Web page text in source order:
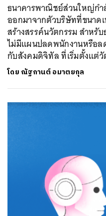
ธนาคารพาณิชย์ส่วนใหญ่กำ
ออกมาจากตัวบริษัทที่ขนาด
สร้างสรรค์นวัตกรรม สำหรั
ไม่มีแผนปลดพนักงานหรือล
กับสังคมดิจิทัล ที่เริ่มตั้งแต่
โดย ณัฐกานต์ อมาตยกุล